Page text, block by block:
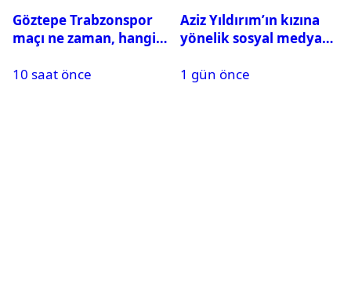
Göztepe Trabzonspor
maçı ne zaman, hangi
oynayacak mı?
10 saat önce
Aziz Yıldırım’ın kızına
yönelik sosyal medya
hakkında karar çıktı
1 gün önce